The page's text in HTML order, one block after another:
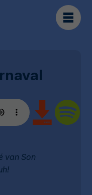
van Son